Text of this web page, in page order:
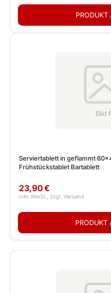
Serviertablett in geflammt
Frühstückstablet Bartablett
23,90 €